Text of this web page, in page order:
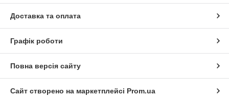
Доставка та оплата
Графік роботи
Повна версія сайту
Сайт створено на маркетплейсі Prom.ua